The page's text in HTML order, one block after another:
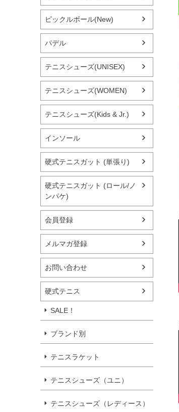
ピックルボール(New)
パデル
テニスシューズ(UNISEX)
テニスシューズ(WOMEN)
テニスシューズ(Kids & Jr.)
インソール
硬式テニスガット (単張り)
硬式テニスガット (ロール/ノ
ンパケ)
会員登録
メルマガ登録
お問い合わせ
硬式テニス
SALE！
ブランド別
テニスラケット
テニスシューズ（ユニ）
テニスシューズ（レディース）